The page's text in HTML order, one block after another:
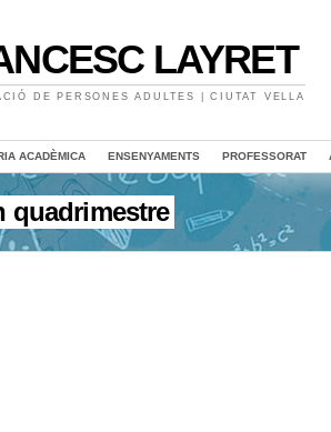
LAYRET
DE PERSONES ADULTES | CIUTAT VELLA
ACADÈMICA ENSENYAMENTS PROFESSORAT
quadrimestre